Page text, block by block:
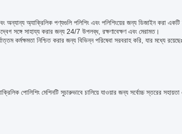
অন্যান্য অ্যাক্রিলিক পণ্যগুলি পলিশিং এবং পলিশিংয়ের জন্য ডিজাইন করা
সঙ্গে সাহায্য করার জন্য 24/7 উপলব্ধ, রক্ষণাবেক্ষণ এবং মেরামত।
কর্মক্ষমতা নিশ্চিত করার জন্য বিভিন্ন পরিষেবা সরবরাহ করি, যার মধ্যে রয়েছেঃ
পোলিশিং মেশিনটি সুচারুভাবে চালিয়ে যাওয়ার জন্য সর্বোচ্চ স্তরের